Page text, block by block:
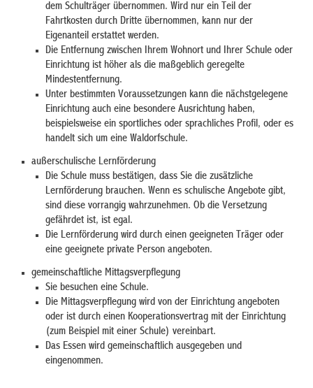
dem Schulträger übernommen. Wird nur ein Teil der
Fahrtkosten durch Dritte übernommen, kann nur der
Eigenanteil erstattet werden.
Die Entfernung zwischen Ihrem Wohnort und Ihrer Schule oder
Einrichtung ist höher als die maßgeblich geregelte
Mindestentfernung.
Unter bestimmten Voraussetzungen kann die nächstgelegene
Einrichtung auch eine besondere Ausrichtung haben,
beispielsweise ein sportliches oder sprachliches Profil, oder es
handelt sich um eine Waldorfschule.
außerschulische Lernförderung
Die Schule muss bestätigen, dass Sie die zusätzliche
Lernförderung brauchen. Wenn es schulische Angebote gibt,
sind diese vorrangig wahrzunehmen. Ob die Versetzung
gefährdet ist, ist egal.
Die Lernförderung wird durch einen geeigneten Träger oder
eine geeignete private Person angeboten.
gemeinschaftliche Mittagsverpflegung
Sie besuchen eine Schule.
Die Mittagsverpflegung wird von der Einrichtung angeboten
oder ist durch einen Kooperationsvertrag mit der Einrichtung
(zum Beispiel mit einer Schule) vereinbart.
Das Essen wird gemeinschaftlich ausgegeben und
eingenommen.